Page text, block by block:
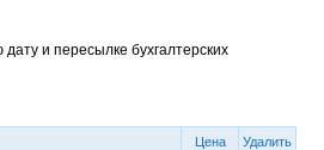
и пересылке бухгалтерских
Цена
Удалить